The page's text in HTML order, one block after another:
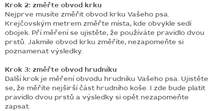
Krok 2: změřte obvod krku
Nejprve musíte změřit obvod krku Vašeho psa.
Krejčovským metrem změřte místa, kde obvykle sedí
obojek. Pří měření se ujistěte, že používáte pravidlo dvou
prstů. Jakmile obvod krku změříte, nezapomeňte si
poznamenat výsledky.
Krok 3: změřte obvod hrudníku
Další krok je měření obvodu hrudníku Vašeho psa. Ujistěte
se, že měříte nejširší část hrudního koše. I zde bude platit
pravidlo dvou prstů a výsledky si opět nezapomeňte
zapsat.